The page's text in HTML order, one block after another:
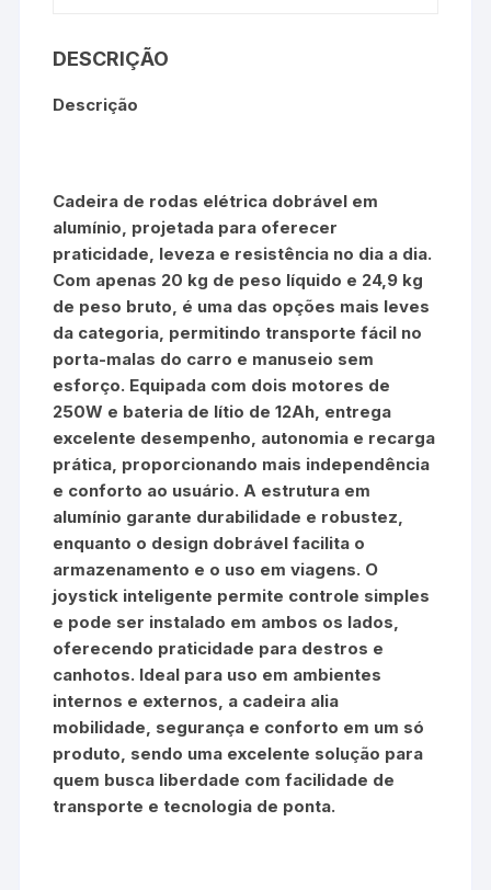
DESCRIÇÃO
Descrição
Cadeira de rodas elétrica dobrável em
alumínio, projetada para oferecer
praticidade, leveza e resistência no dia a dia.
Com apenas 20 kg de peso líquido e 24,9 kg
de peso bruto, é uma das opções mais leves
da categoria, permitindo transporte fácil no
porta-malas do carro e manuseio sem
esforço. Equipada com dois motores de
250W e bateria de lítio de 12Ah, entrega
excelente desempenho, autonomia e recarga
prática, proporcionando mais independência
e conforto ao usuário. A estrutura em
alumínio garante durabilidade e robustez,
enquanto o design dobrável facilita o
armazenamento e o uso em viagens. O
joystick inteligente permite controle simples
e pode ser instalado em ambos os lados,
oferecendo praticidade para destros e
canhotos. Ideal para uso em ambientes
internos e externos, a cadeira alia
mobilidade, segurança e conforto em um só
produto, sendo uma excelente solução para
quem busca liberdade com facilidade de
transporte e tecnologia de ponta.